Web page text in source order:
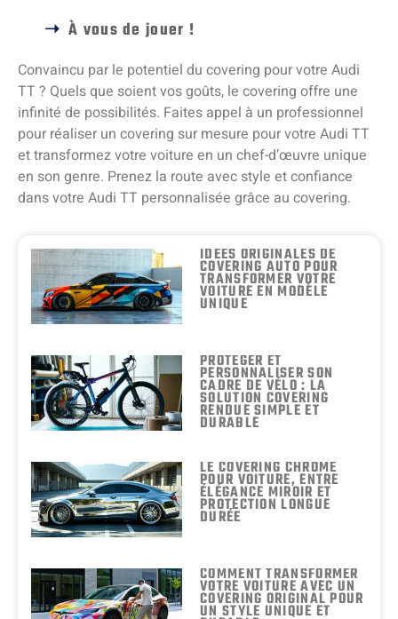
À vous de jouer !
Convaincu par le potentiel du covering pour votre Audi
TT ? Quels que soient vos goûts, le covering offre une
infinité de possibilités. Faites appel à un professionnel
pour réaliser un covering sur mesure pour votre Audi TT
et transformez votre voiture en un chef-d’œuvre unique
en son genre. Prenez la route avec style et confiance
dans votre Audi TT personnalisée grâce au covering.
IDÉES ORIGINALES DE
COVERING AUTO POUR
TRANSFORMER VOTRE
VOITURE EN MODÈLE
UNIQUE
PROTÉGER ET
PERSONNALISER SON
CADRE DE VÉLO : LA
SOLUTION COVERING
RENDUE SIMPLE ET
DURABLE
LE COVERING CHROME
POUR VOITURE, ENTRE
ÉLÉGANCE MIROIR ET
PROTECTION LONGUE
DURÉE
COMMENT TRANSFORMER
VOTRE VOITURE AVEC UN
COVERING ORIGINAL POUR
UN STYLE UNIQUE ET